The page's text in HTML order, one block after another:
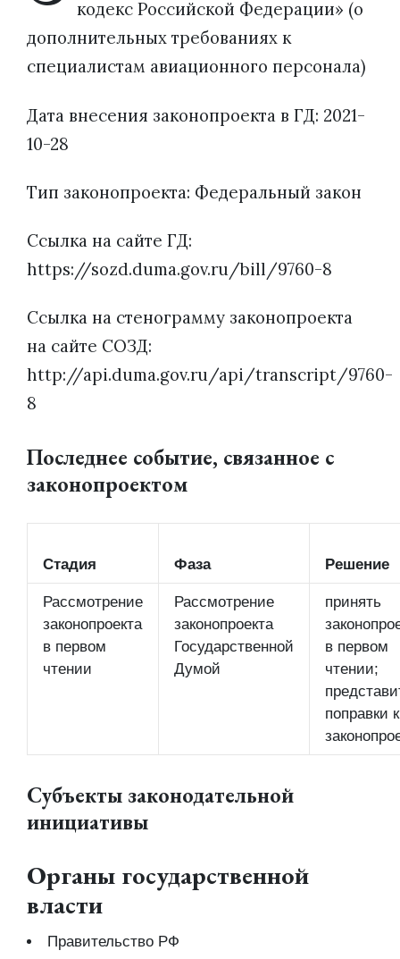
кодекс Российской Федерации» (о
дополнительных требованиях к
специалистам авиационного персонала)
Дата внесения законопроекта в ГД: 2021-
10-28
Тип законопроекта: Федеральный закон
Ссылка на сайте ГД:
https://sozd.duma.gov.ru/bill/9760-8
Ссылка на стенограмму законопроекта
на сайте СОЗД:
http://api.duma.gov.ru/api/transcript/9760-
8
Последнее событие, связанное с
законопроектом
Стадия Фаза Решение
Рассмотрение
законопроекта
в первом
чтении
Рассмотрение
законопроекта
Государственной
Думой
принять
в первом
чтении;
поправки к
Субъекты законодательной
инициативы
Органы государственной
власти
Правительство РФ